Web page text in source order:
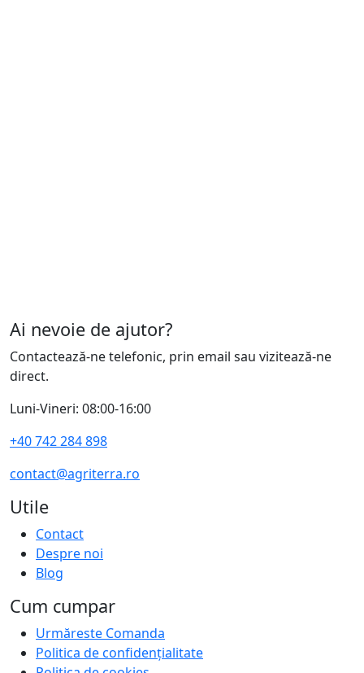
Ai nevoie de ajutor?
Contactează-ne telefonic, prin email sau vizitează-ne
direct.
Luni-Vineri: 08:00-16:00
+40 742 284 898
contact@agriterra.ro
Utile
Contact
Despre noi
Blog
Cum cumpar
Urmăreste Comanda
Politica de confidențialitate